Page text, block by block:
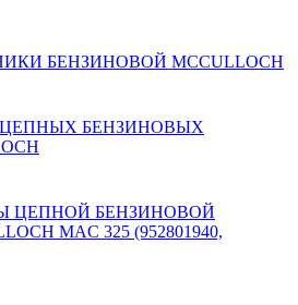
БЕНЗИНОВОЙ MCCULLOCH
БЕНЗИНОВЫХ
ЦЕПНОЙ БЕНЗИНОВОЙ
MAC 325 (952801940,